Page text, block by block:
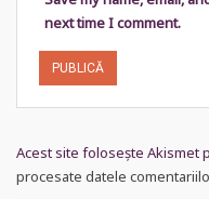
next time I comment.
Acest site folosește Akismet
procesate datele